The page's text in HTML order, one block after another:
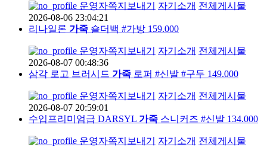
운영자쪽지보내기 자기소개 전체게시물
2026-08-06 23:04:21
리나일론 가죽 숄더백 #가방 159.000
운영자쪽지보내기 자기소개 전체게시물
2026-08-07 00:48:36
삼각 로고 브러시드 가죽 로퍼 #신발 #구두 149.000
운영자쪽지보내기 자기소개 전체게시물
2026-08-07 20:59:01
수입프리미엄급 DARSYL 가죽 스니커즈 #신발 134.000
운영자쪽지보내기 자기소개 전체게시물